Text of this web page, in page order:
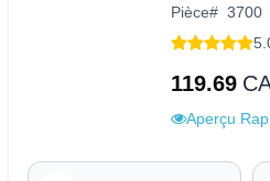
Pièce# 3700
119.69
Aperçu